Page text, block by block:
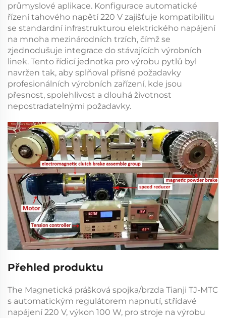
průmyslové aplikace. Konfigurace automatické
řízení tahového napětí 220 V zajišťuje kompatibilitu
se standardní infrastrukturou elektrického napájení
na mnoha mezinárodních trzích, čímž se
zjednodušuje integrace do stávajících výrobních
linek. Tento řídicí jednotka pro výrobu pytlů byl
navržen tak, aby splňoval přísné požadavky
profesionálních výrobních zařízení, kde jsou
přesnost, spolehlivost a dlouhá životnost
nepostradatelnými požadavky.
Přehled produktu
The Magnetická prášková spojka/brzda Tianji TJ-MTC
s automatickým regulátorem napnutí, střídavé
napájení 220 V, výkon 100 W, pro stroje na výrobu